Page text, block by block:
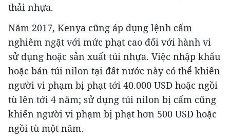
thải nhựa.
Năm 2017, Kenya cũng áp dụng lệnh cấm
nghiêm ngặt với mức phạt cao đối với hành vi
sử dụng hoặc sản xuất túi nhựa. Việc nhập khẩu
hoặc bán túi nilon tại đất nước này có thể khiến
người vi phạm bị phạt tới 40.000 USD hoặc ngồi
tù lên tới 4 năm; sử dụng túi nilon bị cấm cũng
khiến người vi phạm bị phạt hơn 500 USD hoặc
ngồi tù một năm.